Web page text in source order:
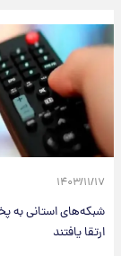
۱۴۰۳/۱۱/۱۷
شبکه‌های استانی به
ارتقا یافتند